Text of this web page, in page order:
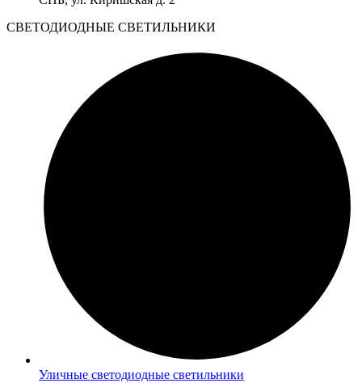
CВЕТОДИОДНЫЕ СВЕТИЛЬНИКИ
Уличные светодиодные светильники